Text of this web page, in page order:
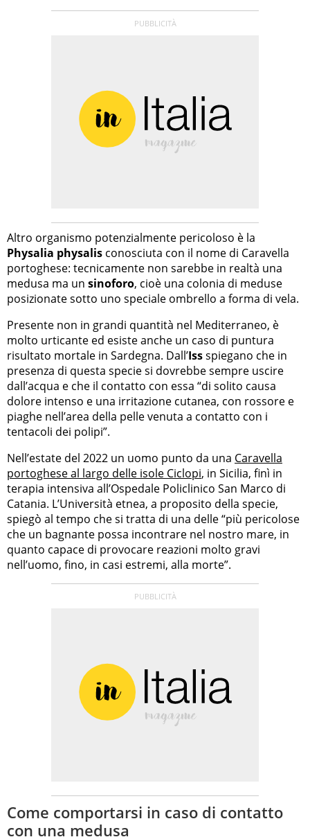
Altro organismo potenzialmente pericoloso è la
Physalia physalis conosciuta con il nome di Caravella
portoghese: tecnicamente non sarebbe in realtà una
medusa ma un sinoforo, cioè una colonia di meduse
posizionate sotto uno speciale ombrello a forma di vela.
Presente non in grandi quantità nel Mediterraneo, è
molto urticante ed esiste anche un caso di puntura
risultato mortale in Sardegna. Dall’Issspiegano che in
presenza di questa specie si dovrebbe sempre uscire
dall’acqua e che il contatto con essa “di solito causa
dolore intenso e una irritazione cutanea, con rossore e
piaghe nell’area della pelle venuta a contatto con i
tentacoli dei polipi”.
Nell’estate del 2022 un uomo punto da una Caravella
portoghese al largo delle isole Ciclopi, in Sicilia, finì in
terapia intensiva all’Ospedale Policlinico San Marco di
Catania. L’Università etnea, a proposito della specie,
spiegò al tempo che si tratta di una delle “più pericolose
che un bagnante possa incontrare nel nostro mare, in
quanto capace di provocare reazioni molto gravi
nell’uomo, fino, in casi estremi, alla morte”.
Come comportarsi in caso di contatto
con una medusa